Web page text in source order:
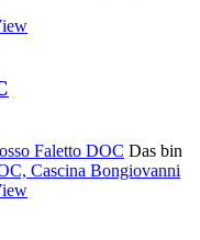
Faletto DOC Das bin
Cascina Bongiovanni